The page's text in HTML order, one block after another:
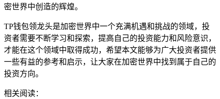
密世界中创造的辉煌。
TP钱包领龙头是加密世界中一个充满机遇和挑战的领域，投
资者需要不断学习和探索，提高自己的投资能力和风险意识，
才能在这个领域中取得成功，希望本文能够为广大投资者提供
一些有益的参考和启示，让大家在加密世界中找到属于自己的
投资方向。
相关阅读：